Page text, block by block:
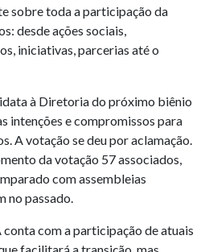
sobre toda a participação da
desde ações sociais,
iniciativas, parcerias até o
à Diretoria do próximo biênio
intenções e compromissos para
A votação se deu por aclamação.
da votação 57 associados,
com assembleias
no passado.
com a participação de atuais
facilitará a transição, mas